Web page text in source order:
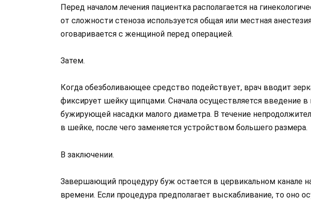
Перед началом лечения пациентка располагается на
от сложности стеноза используется общая или местная
оговаривается с женщиной перед операцией.
Затем.
Когда обезболивающее средство подействует, врач вводит
фиксирует шейку щипцами. Сначала осуществляется введение в
бужирующей насадки малого диаметра. В течение
в шейке, после чего заменяется устройством большего размера.
В заключении.
Завершающий процедуру буж остается в цервикальном канале
времени. Если процедура предполагает выскабливание, то оно